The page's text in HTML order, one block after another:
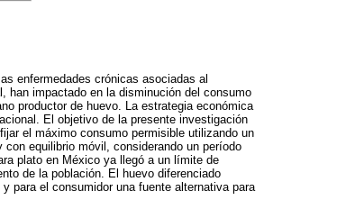
enfermedades crónicas asociadas al
han impactado en la disminución del consumo
productor de huevo. La estrategia económica
El objetivo de la presente investigación
el máximo consumo permisible utilizando un
equilibrio móvil, considerando un período
plato en México ya llegó a un límite de
de la población. El huevo diferenciado
para el consumidor una fuente alternativa para